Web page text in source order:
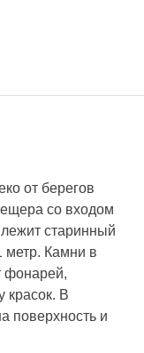
от берегов
со входом
старинный
метр. Камни в
фонарей,
красок. В
поверхность и